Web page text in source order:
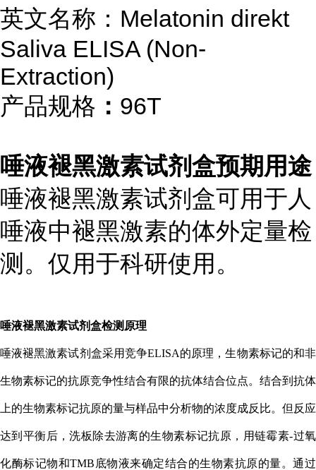
英文名称： Melatonin direkt
Saliva ELISA (Non-
Extraction)
产品规格 ： 96T
唾液褪黑激素试剂盒预期用途
唾液褪黑激素试剂盒可用于人
唾液中褪黑激素的体外定量检
测。仅用于科研使用。
唾液褪黑激素试剂盒检测原理
唾液褪黑激素试剂盒采用竞争ELISA的原理，生物素标记的和非
生物素标记的抗原竞争性结合有限的抗体结合位点。结合到抗体
上的生物素标记抗原的量与样品中分析物的浓度成反比。但反应
达到平衡后，洗板除去游离的生物素标记抗原，用链霉素-过氧
化酶标记物和TMB 底物液来确定结合的生物素抗原的量。通过